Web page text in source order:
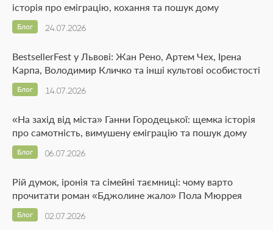
історія про еміграцію, кохання та пошук дому
24.07.2026
Блог
BestsellerFest у Львові: Жан Рено, Артем Чех, Ірена
Карпа, Володимир Кличко та інші культові особистості
14.07.2026
Блог
«На захід від міста» Ганни Городецької: щемка історія
про самотність, вимушену еміграцію та пошук дому
06.07.2026
Блог
Рій думок, іронія та сімейні таємниці: чому варто
прочитати роман «Бджолине жало» Пола Мюррея
02.07.2026
Блог